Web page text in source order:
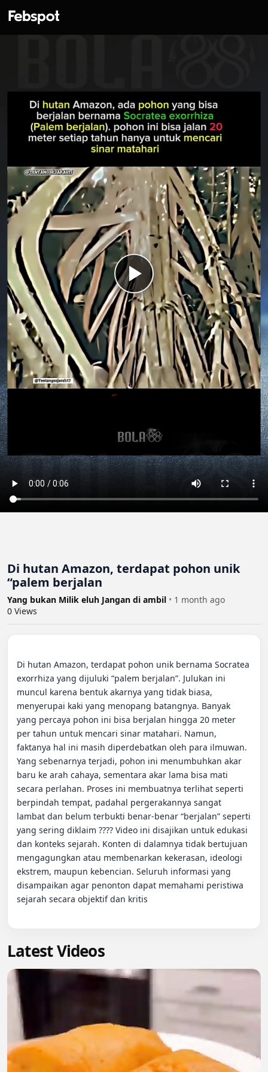
Di hutan Amazon, terdapat pohon unik
“palem berjalan
Yang bukan Milik eluh Jangan di ambil • 1 month ago
0 Views
Di hutan Amazon, terdapat pohon unik bernama Socratea
exorrhiza yang dijuluki “palem berjalan”. Julukan ini
muncul karena bentuk akarnya yang tidak biasa,
menyerupai kaki yang menopang batangnya. Banyak
yang percaya pohon ini bisa berjalan hingga 20 meter
per tahun untuk mencari sinar matahari. Namun,
faktanya hal ini masih diperdebatkan oleh para ilmuwan.
Yang sebenarnya terjadi, pohon ini menumbuhkan akar
baru ke arah cahaya, sementara akar lama bisa mati
secara perlahan. Proses ini membuatnya terlihat seperti
berpindah tempat, padahal pergerakannya sangat
lambat dan belum terbukti benar-benar “berjalan” seperti
yang sering diklaim ???? Video ini disajikan untuk edukasi
dan konteks sejarah. Konten di dalamnya tidak bertujuan
mengagungkan atau membenarkan kekerasan, ideologi
ekstrem, maupun kebencian. Seluruh informasi yang
disampaikan agar penonton dapat memahami peristiwa
sejarah secara objektif dan kritis
Latest Videos